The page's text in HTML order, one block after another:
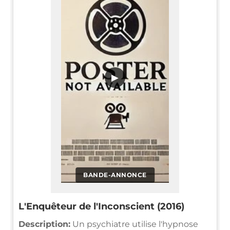
BANDE-ANNONCE
▶
L'Enquêteur de l'Inconscient (2016)
Description: Un psychiatre utilise l'hypnose